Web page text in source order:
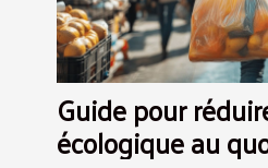
Guide pour
écologique au